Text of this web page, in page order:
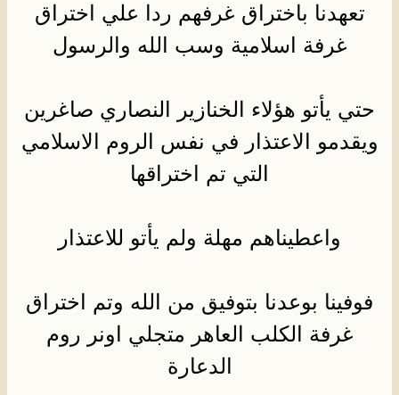
تعهدنا باختراق غرفهم ردا علي اختراق
غرفة اسلامية وسب الله والرسول
حتي يأتو هؤلاء الخنازير النصاري صاغرين
ويقدمو الاعتذار في نفس الروم الاسلامي
التي تم اختراقها
واعطيناهم مهلة ولم يأتو للاعتذار
فوفينا بوعدنا بتوفيق من الله وتم اختراق
غرفة الكلب العاهر متجلي اونر روم
الدعارة